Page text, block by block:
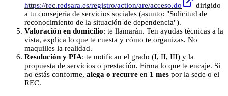
https://rec.redsara.es/registro/action/are/acceso.do
dirigido
a tu consejería de servicios sociales (asunto: "Solicitud de
reconocimiento de la situación de dependencia").
Valoración en domicilio: te llamarán. Ten ayudas técnicas a la
vista, explica lo que te cuesta y cómo te organizas. No
maquilles la realidad.
Resolución y PIA: te notifican el grado (I, II, III) y la
propuesta de servicios o prestación. Firma lo que te encaje. Si
no estás conforme, alega o recurre en 1 mes por la sede o el
REC.